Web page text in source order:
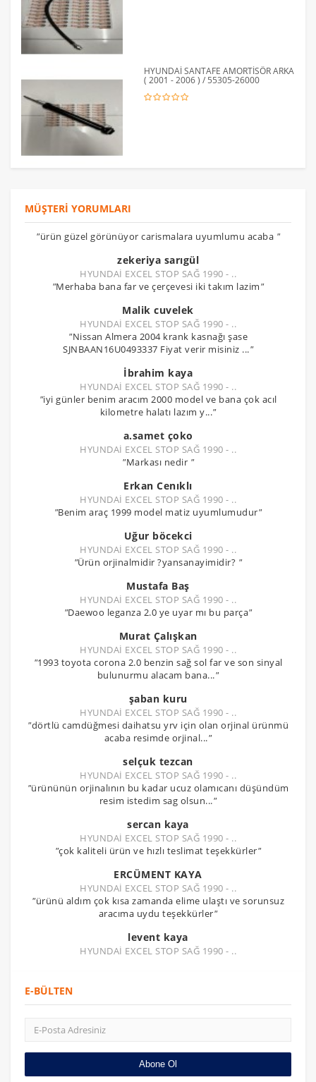
HYUNDAİ SANTAFE AMORTİSÖR ARKA
( 2001 - 2006 ) / 55305-26000
MÜŞTERI YORUMLARI
"ürün güzel görünüyor carismalara uyumlumu acaba "
zekeriya sarıgül
HYUNDAİ EXCEL STOP SAĞ 1990 - ..
"Merhaba bana far ve çerçevesi iki takım lazim"
Malik cuvelek
HYUNDAİ EXCEL STOP SAĞ 1990 - ..
"Nissan Almera 2004 krank kasnağı şase
SJNBAAN16U0493337 Fiyat verir misiniz ..."
İbrahim kaya
HYUNDAİ EXCEL STOP SAĞ 1990 - ..
"iyi günler benim aracım 2000 model ve bana çok acıl
kilometre halatı lazım y..."
a.samet çoko
HYUNDAİ EXCEL STOP SAĞ 1990 - ..
"Markası nedir "
Erkan Cenıklı
HYUNDAİ EXCEL STOP SAĞ 1990 - ..
"Benim araç 1999 model matiz uyumlumudur"
Uğur böcekci
HYUNDAİ EXCEL STOP SAĞ 1990 - ..
"Ürün orjinalmidir ?yansanayimidir? "
Mustafa Baş
HYUNDAİ EXCEL STOP SAĞ 1990 - ..
"Daewoo leganza 2.0 ye uyar mı bu parça"
Murat Çalışkan
HYUNDAİ EXCEL STOP SAĞ 1990 - ..
"1993 toyota corona 2.0 benzin sağ sol far ve son sinyal
bulunurmu alacam bana..."
şaban kuru
HYUNDAİ EXCEL STOP SAĞ 1990 - ..
"dörtlü camdüğmesi daihatsu yrv için olan orjinal ürünmü
acaba resimde orjinal..."
selçuk tezcan
HYUNDAİ EXCEL STOP SAĞ 1990 - ..
"ürününün orjinalının bu kadar ucuz olamıcanı düşündüm
resim istedim sag olsun..."
sercan kaya
HYUNDAİ EXCEL STOP SAĞ 1990 - ..
"çok kaliteli ürün ve hızlı teslimat teşekkürler"
ERCÜMENT KAYA
HYUNDAİ EXCEL STOP SAĞ 1990 - ..
"ürünü aldım çok kısa zamanda elime ulaştı ve sorunsuz
aracıma uydu teşekkürler"
levent kaya
HYUNDAİ EXCEL STOP SAĞ 1990 - ..
E-BÜLTEN
Abone Ol